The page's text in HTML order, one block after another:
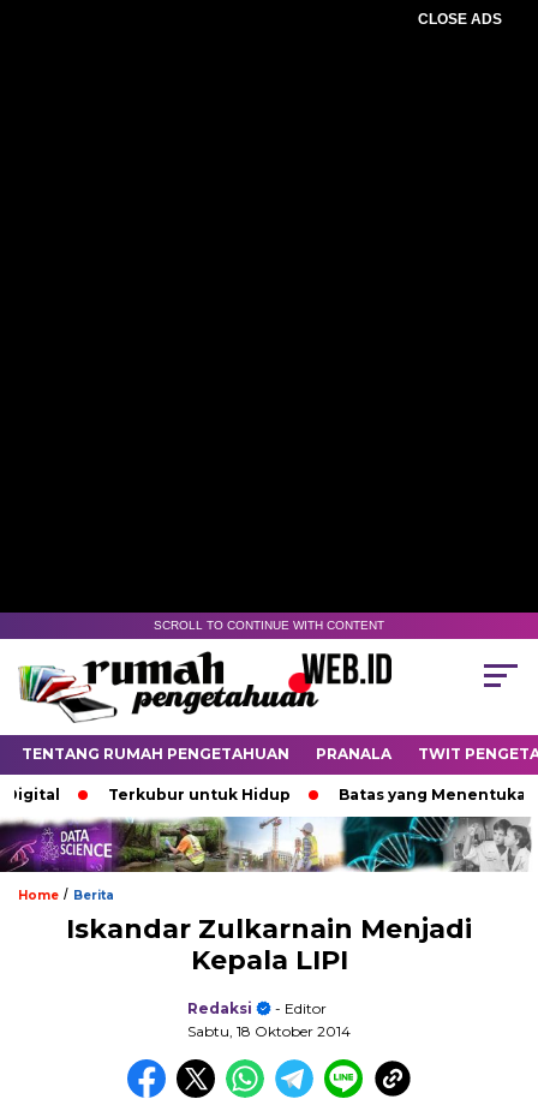
CLOSE ADS
SCROLL TO CONTINUE WITH CONTENT
TENTANG RUMAH PENGETAHUAN PRANALA TWIT
Terkubur untuk Hidup Batas yang Menentukan
Home / Berita
Iskandar Zulkarnain Menjadi
Kepala LIPI
Redaksi
- Editor
Sabtu, 18 Oktober 2014